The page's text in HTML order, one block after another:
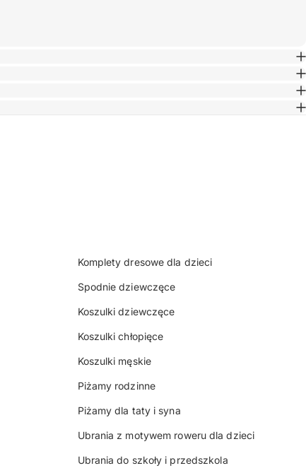
Komplety dresowe dla dzieci
Spodnie dziewczęce
Koszulki dziewczęce
Koszulki chłopięce
Koszulki męskie
Piżamy rodzinne
Piżamy dla taty i syna
Ubrania z motywem roweru dla dzieci
Ubrania do szkoły i przedszkola